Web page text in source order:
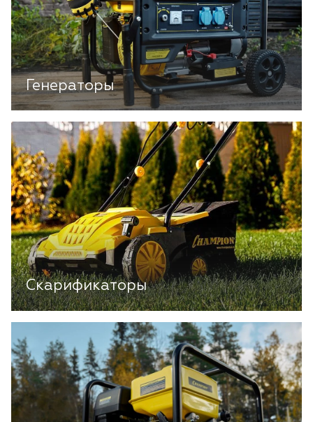
Генераторы
Скарификаторы